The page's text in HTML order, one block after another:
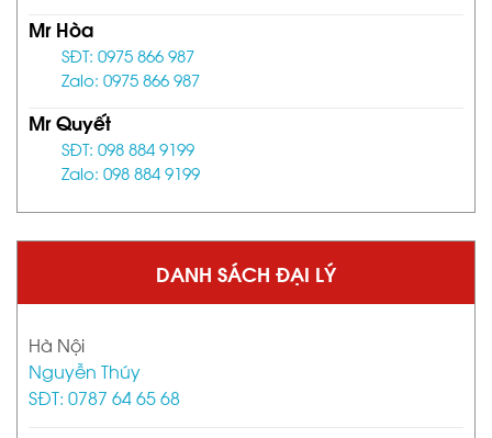
Mr Hòa
SĐT: 0975 866 987
Zalo: 0975 866 987
Mr Quyết
SĐT: 098 884 9199
Zalo: 098 884 9199
DANH SÁCH ĐẠI LÝ
Hà Nội
Nguyễn Thúy
SĐT: 0787 64 65 68